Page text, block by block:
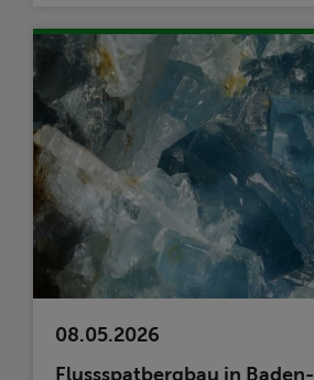
08.05.2026
Flussspatbergbau in Baden-